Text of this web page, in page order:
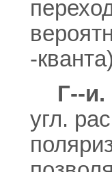
-
Г--
угл.